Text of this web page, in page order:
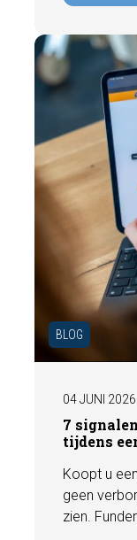
In deze
actueel
ervoor
BLOG
04 JUNI 2026
7
tijdens
Koopt u
geen
zien.